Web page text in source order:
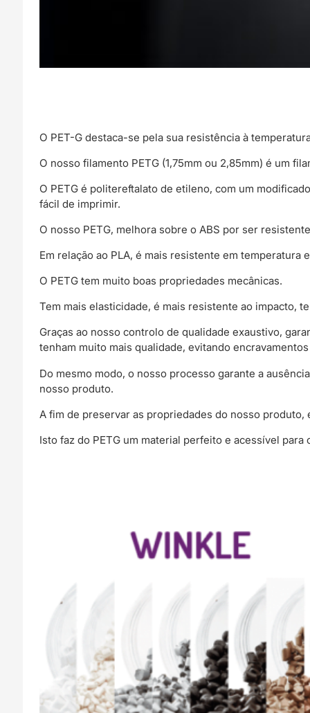
O PET-G destaca-se pela sua resistência à
O nosso filamento PETG (1,75mm ou 2,85mm) é um
O PETG é politereftalato de etileno, com um
fácil de imprimir.
O nosso PETG, melhora sobre o ABS por ser
Em relação ao PLA, é mais resistente em
O PETG tem muito boas propriedades mecânicas.
Tem mais elasticidade, é mais resistente ao impacto,
Graças ao nosso controlo de qualidade exaustivo,
tenham muito mais qualidade, evitando
Do mesmo modo, o nosso processo garante a
nosso produto.
A fim de preservar as propriedades do nosso
Isto faz do PETG um material perfeito e acessível